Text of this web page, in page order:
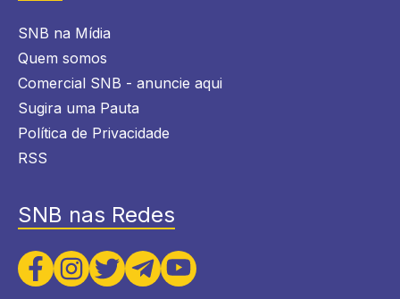
SNB na Mídia
Quem somos
Comercial SNB - anuncie aqui
Sugira uma Pauta
Política de Privacidade
RSS
SNB nas Redes